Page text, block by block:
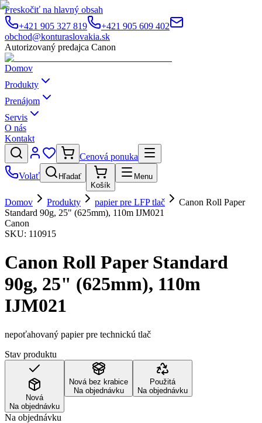
Preskočiť na hlavný obsah
+421 905 327 819
+421 905 609 402
obchod@konturaslovakia.sk
Autorizovaný predajca Canon
Domov
Produkty
Prenájom
Servis
O nás
Kontakt
Cenová ponuka
Volať
Hľadať
Košík
Menu
Domov Produkty papier pre LFP tlač
Canon Roll Paper
Standard 90g, 25" (625mm), 110m IJM021
Canon
SKU: 110915
Canon Roll Paper Standard
90g, 25" (625mm), 110m
IJM021
nepoťahovaný papier pre technickú tlač
Stav produktu
Nová
Na objednávku
Nová bez krabice
Na objednávku
Použitá
Na objednávku
Na objednávku